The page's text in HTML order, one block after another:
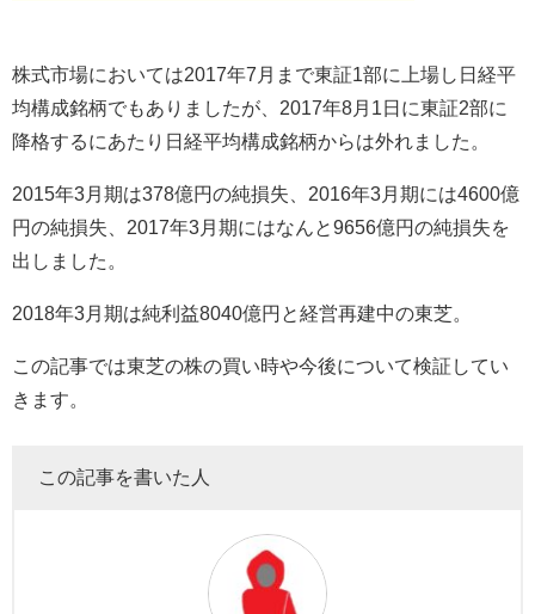
株式市場においては2017年7 月まで東証1部に上場し日経平
均構成銘柄でもありましたが、 2017年8月 1 日に東証2部に
降格するにあたり日経平均構成銘柄からは外れました。
2015年3月期は378億円の純損失、 2016年3月期には4600億
円の純損失、 2017年3月期にはなんと9656億円の純損失を
出しました。
2018年3月期は純利益8040億円と経営再建中の東芝。
この記事では東芝の株の買い時や今後について検証してい
きます。
この記事を書いた人